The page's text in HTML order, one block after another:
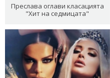
Преслава оглави класацията
"Хит на седмицата"